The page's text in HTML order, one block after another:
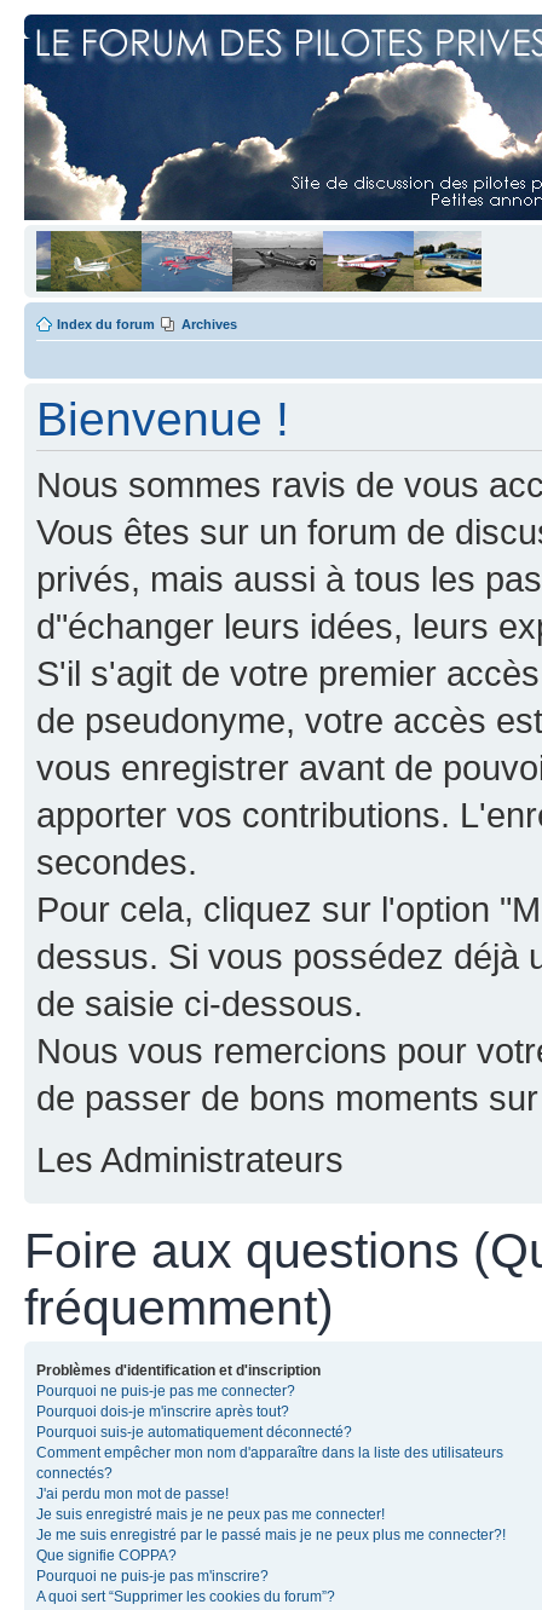
Index du forum Archives
Bienvenue !
Nous sommes ravis de vous
Vous êtes sur un forum de
privés, mais aussi à tous les
d"échanger leurs idées, leurs
S'il s'agit de votre premier
de pseudonyme, votre accès
vous enregistrer avant de
apporter vos contributions.
secondes.
Pour cela, cliquez sur l'option
dessus. Si vous possédez déjà
de saisie ci-dessous.
Nous vous remercions pour
de passer de bons moments
Les Administrateurs
Foire aux questions
fréquemment)
Problèmes d'identification et d'inscription
Pourquoi ne puis-je pas me connecter?
Pourquoi dois-je m'inscrire après tout?
Pourquoi suis-je automatiquement déconnecté?
Comment empêcher mon nom d'apparaître dans la liste des utilisateurs
connectés?
J'ai perdu mon mot de passe!
Je suis enregistré mais je ne peux pas me connecter!
Je me suis enregistré par le passé mais je ne peux plus me connecter?!
Que signifie COPPA?
Pourquoi ne puis-je pas m'inscrire?
A quoi sert “Supprimer les cookies du forum”?